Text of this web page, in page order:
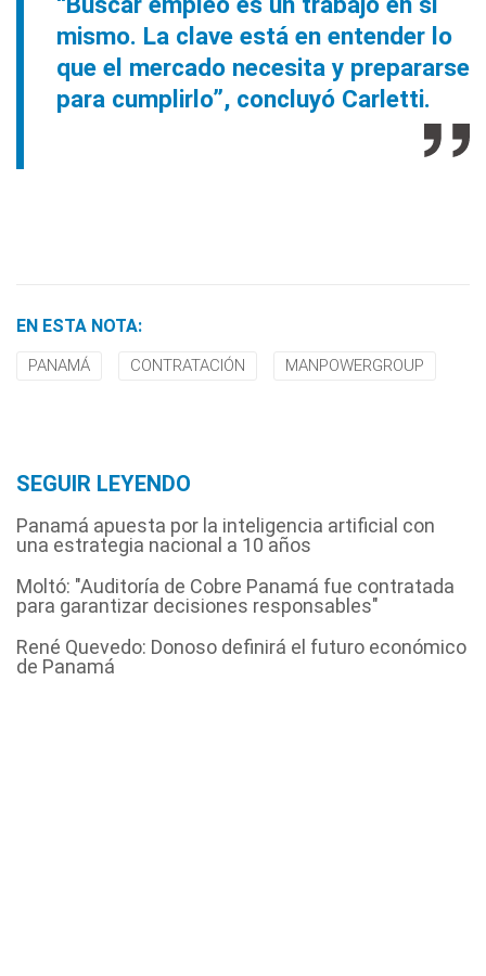
mismo. La clave está en entender lo
que el mercado necesita y prepararse
para cumplirlo”, concluyó Carletti.
EN ESTA NOTA:
PANAMÁ CONTRATACIÓN MANPOWERGROUP
SEGUIR LEYENDO
Panamá apuesta por la inteligencia artificial con
una estrategia nacional a 10 años
Moltó: "Auditoría de Cobre Panamá fue contratada
para garantizar decisiones responsables"
René Quevedo: Donoso definirá el futuro económico
de Panamá